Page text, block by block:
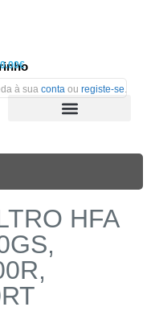
à sua conta ou registe-se.
HFA